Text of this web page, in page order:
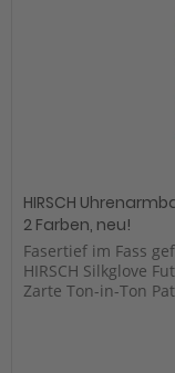
HIRSCH
2 Farben, neu!
Fasertief im Fass
HIRSCH Silkglove
Zarte Ton-in-Ton